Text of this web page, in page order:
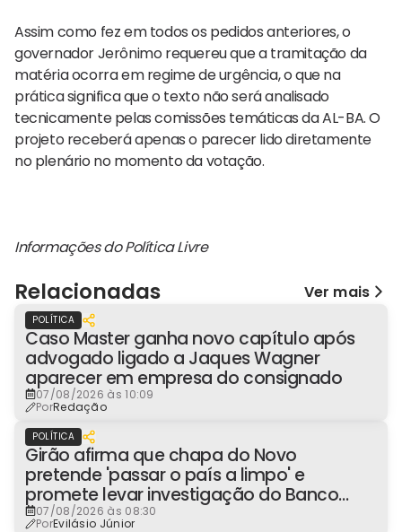
Assim como fez em todos os pedidos anteriores, o
governador Jerônimo requereu que a tramitação da
matéria ocorra em regime de urgência, o que na
prática significa que o texto não será analisado
tecnicamente pelas comissões temáticas da AL-BA. O
projeto receberá apenas o parecer lido diretamente
no plenário no momento da votação.
Informações do Política Livre
Relacionadas Ver mais
POLÍTICA
Caso Master ganha novo capítulo após
advogado ligado a Jaques Wagner
aparecer em empresa do consignado
07/08/2026 às 10:09
PorRedação
POLÍTICA
Girão afirma que chapa do Novo
pretende 'passar o país a limpo' e
promete levar investigação do Banco
Master à Presidência
07/08/2026 às 08:30
PorEvilásio Júnior